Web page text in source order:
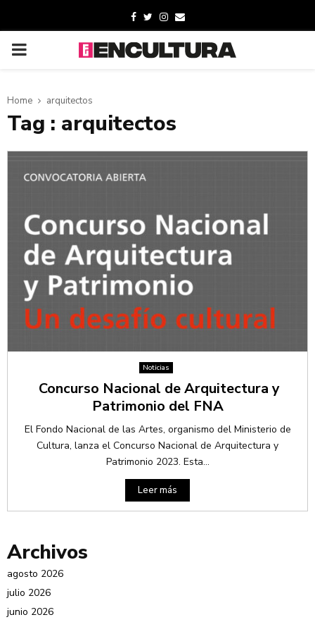
Home arquitectos
Tag : arquitectos
Noticias
Concurso Nacional de Arquitectura y
Patrimonio del FNA
El Fondo Nacional de las Artes, organismo del Ministerio de
Cultura, lanza el Concurso Nacional de Arquitectura y
Patrimonio 2023. Esta...
Leer más
Archivos
agosto 2026
julio 2026
junio 2026